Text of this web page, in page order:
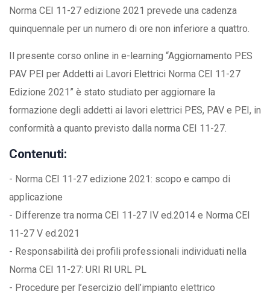
Norma CEI 11-27 edizione 2021 prevede una cadenza
quinquennale per un numero di ore non inferiore a quattro.
Il presente corso online in e-learning “Aggiornamento PES
PAV PEI per Addetti ai Lavori Elettrici Norma CEI 11-27
Edizione 2021” è stato studiato per aggiornare la
formazione degli addetti ai lavori elettrici PES, PAV e PEI, in
conformità a quanto previsto dalla norma CEI 11-27.
Contenuti:
- Norma CEI 11-27 edizione 2021: scopo e campo di
applicazione
- Differenze tra norma CEI 11-27 IV ed.2014 e Norma CEI
11-27 V ed.2021
- Responsabilità dei profili professionali individuati nella
Norma CEI 11-27: URI RI URL PL
- Procedure per l’esercizio dell’impianto elettrico